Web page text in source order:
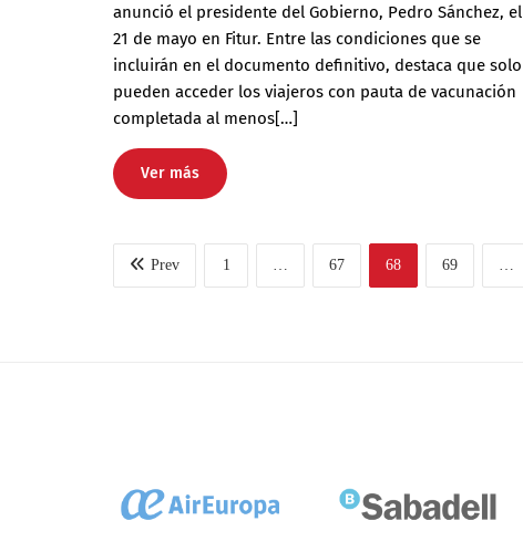
anunció el presidente del Gobierno, Pedro Sánchez, el
21 de mayo en Fitur. Entre las condiciones que se
incluirán en el documento definitivo, destaca que solo
pueden acceder los viajeros con pauta de vacunación
completada al menos[…]
Ver más
Prev 1 67 68 69